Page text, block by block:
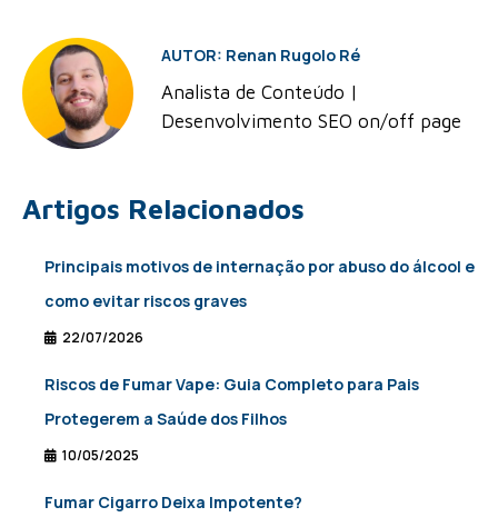
AUTOR: Renan Rugolo Ré
Analista de Conteúdo |
Desenvolvimento SEO on/off page
Artigos Relacionados
Principais motivos de internação por abuso do álcool e
como evitar riscos graves
22/07/2026
Riscos de Fumar Vape: Guia Completo para Pais
Protegerem a Saúde dos Filhos
10/05/2025
Fumar Cigarro Deixa Impotente?